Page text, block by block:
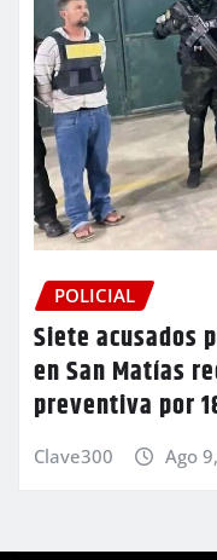
POLICIAL
Siete acusados
en San Matías
preventiva por
Clave300 Ago